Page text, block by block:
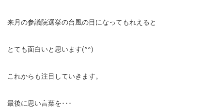
来月の参議院選挙の台風の目になってもれえると
とても面白いと思います(^^)
これからも注目していきます。
最後に思い言葉を･･･